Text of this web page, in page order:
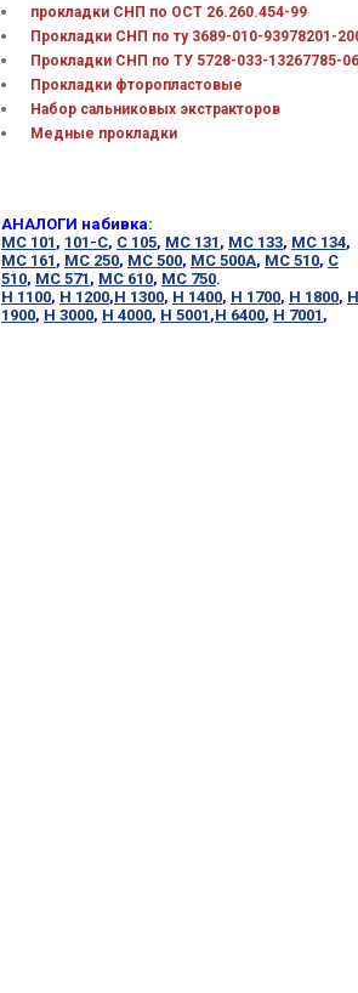
прокладки СНП по ОСТ 26.260.454-99
Прокладки СНП по ту 3689-010-93978201-
Прокладки СНП по ТУ 5728-033-13267785-06
Прокладки фторопластовые
Набор сальниковых экстракторов
Медные прокладки
АНАЛОГИ набивка:
МС 101 , 101-С, С 105, МС 131 , МС 133, МС 134,
МС 161 , МС 250, МС 500, МС 500А, МС 510, С
510, МС 571 , МС 610, МС 750.
Н 1100, Н 1200,Н 1300, Н 1400, Н 1700, Н 1800, Н
1900, Н 3000, Н 4000, Н 5001 ,Н 6400, Н 7001 ,